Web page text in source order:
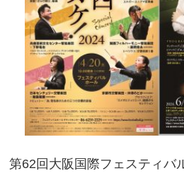
第62回大阪国際フェスティバ